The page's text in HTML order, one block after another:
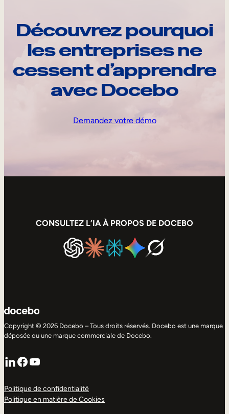
Découvrez pourquoi
les entreprises ne
cessent d’apprendre
avec Docebo
Demandez votre démo
CONSULTEZ L’IA À PROPOS DE DOCEBO
Copyright © 2026 Docebo – Tous droits réservés. Docebo est une marque
déposée ou une marque commerciale de Docebo.
LinkedIn
Facebook
YouTube
Politique de confidentialité
Politique en matière de Cookies